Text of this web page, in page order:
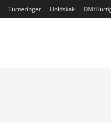
Turneringer Holdskak DM/